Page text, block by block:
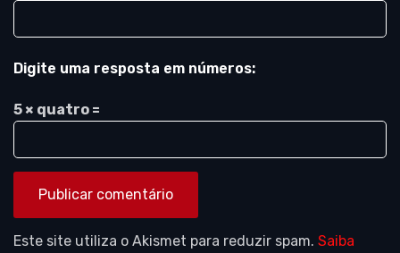
Digite uma resposta em números:
5 × quatro =
Este site utiliza o Akismet para reduzir spam. Saiba